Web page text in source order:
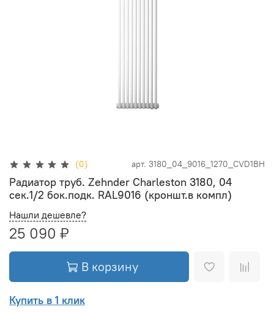
(0) арт. 3180_04_9016_1270_CVD1BH
Радиатор труб. Zehnder Charleston 3180, 04
сек.1/2 бок.подк. RAL9016 (кроншт.в компл)
Нашли дешевле?
25 090 ₽
В корзину
Купить в 1 клик